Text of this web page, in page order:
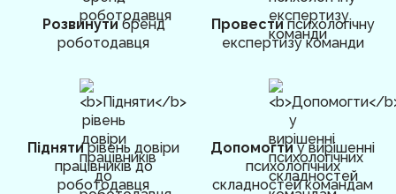
Розвинутибренд
роботодавця
Провестипсихологічну
експертизу команди
Піднятирівень довіри
працівників до
роботодавця
Допомогтиу вирішенні
психологічних
складностей командам